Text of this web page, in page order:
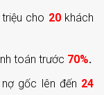
cho 20khách
toán trước 70%.
gốc lên đến 24